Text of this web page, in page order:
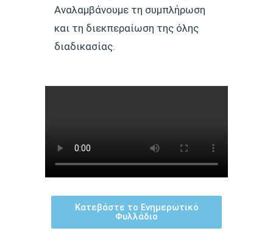
Αναλαμβάνουμε τη συμπλήρωση
και τη διεκπεραίωση της όλης
διαδικασίας.
Κατεβάστε το Ενημερωτικό
Φυλλάδιο